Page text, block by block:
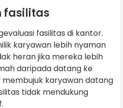
fasilitas
fasilitas di kantor.
karyawan lebih nyaman
heran jika mereka lebih
daripada datang ke
membujuk karyawan datang
tidak mendukung